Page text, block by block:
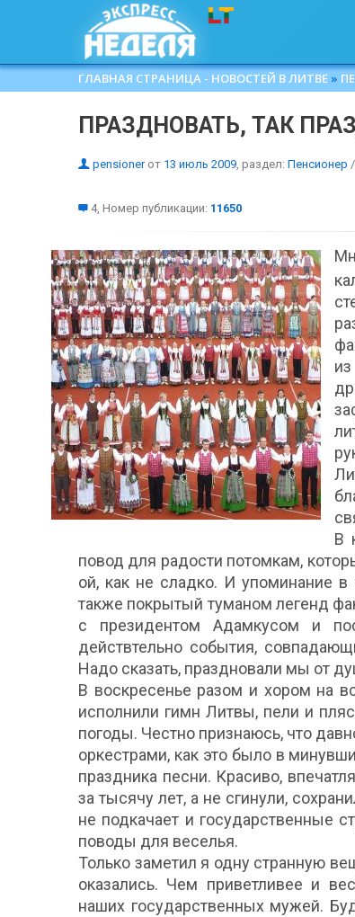
ГЛАВНАЯ СТРАНИЦА - НОВОСТЕЙ В ЛИТВЕ »
ПРАЗДНОВАТЬ, ТАК
pensionerот 13 июль 2009, раздел: Пенсионер /
4, Номер публикации: 11650
В
повод для радости потомкам,
ой, как не сладко. И упоминание
также покрытый туманом легенд
с президентом Адамкусом и
действтельно события,
Надо сказать, праздновали мы от
В воскресенье разом и хором на
исполнили гимн Литвы, пели и
погоды. Честно признаюсь, что
оркестрами, как это было в
праздника песни. Красиво,
за тысячу лет, а не сгинули,
не подкачает и государственные
поводы для веселья.
Только заметил я одну странную
оказались. Чем приветливее и
наших государственных мужей.